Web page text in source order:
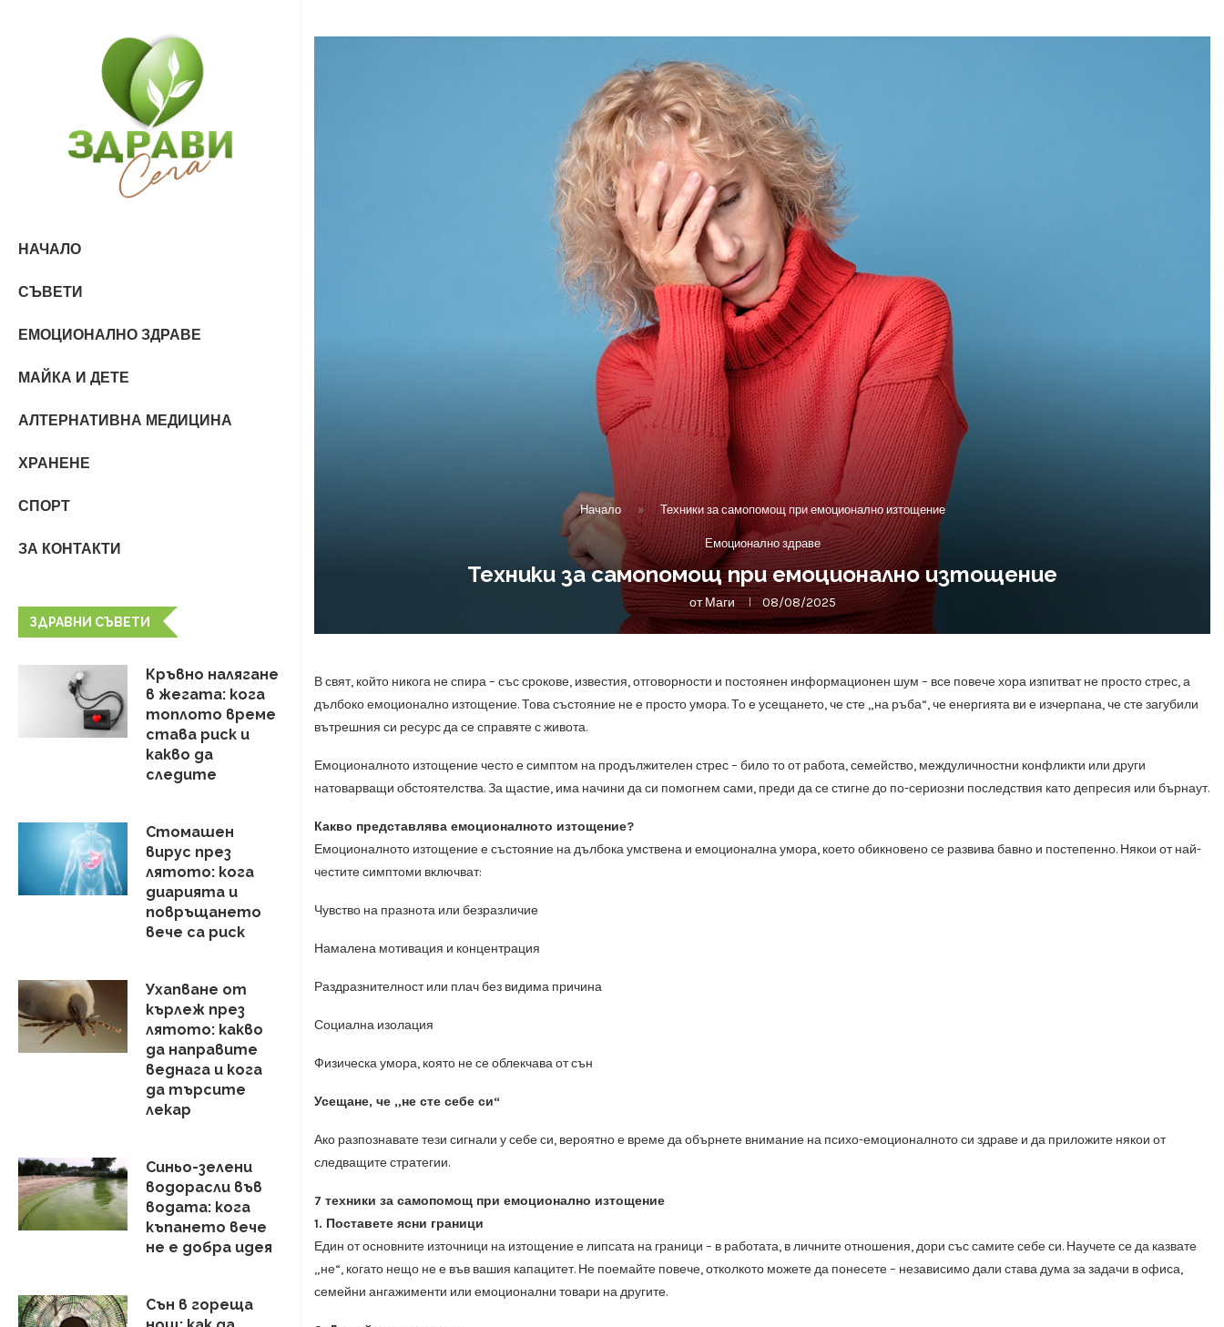
НАЧАЛО
СЪВЕТИ
ЕМОЦИОНАЛНО ЗДРАВЕ
МАЙКА И ДЕТЕ
АЛТЕРНАТИВНА МЕДИЦИНА
ХРАНЕНЕ
СПОРТ
ЗА КОНТАКТИ
ЗДРАВНИ СЪВЕТИ
Кръвно налягане
в жегата: кога
топлото време
става риск и
какво да
следите
Стомашен
вирус през
лятото: кога
диарията и
повръщането
вече са риск
Ухапване от
кърлеж през
лятото: какво
да направите
веднага и кога
да търсите
лекар
Синьо-зелени
водорасли във
водата: кога
къпането вече
не е добра идея
Сън в гореща
Начало » Техники за самопомощ при емоционално изтощение
Емоционално здраве
Техники за самопомощ при емоционално изтощение
отМаги 08/08/2025
В свят, който никога не спира – със срокове, известия, отговорности и постоянен информационен шум – все повече хора изпитват не просто стрес, а
дълбоко емоционално изтощение. Това състояние не е просто умора. То е усещането, че сте „на ръба“, че енергията ви е изчерпана, че сте загубили
вътрешния си ресурс да се справяте с живота.
Емоционалното изтощение често е симптом на продължителен стрес – било то от работа, семейство, междуличностни конфликти или други
натоварващи обстоятелства. За щастие, има начини да си помогнем сами, преди да се стигне до по-сериозни последствия като депресия или бърнаут.
Какво представлява емоционалното изтощение?
Емоционалното изтощение е състояние на дълбока умствена и емоционална умора, което обикновено се развива бавно и постепенно. Някои от най-
честите симптоми включват:
Чувство на празнота или безразличие
Намалена мотивация и концентрация
Раздразнителност или плач без видима причина
Социална изолация
Физическа умора, която не се облекчава от сън
Усещане, че „не сте себе си“
Ако разпознавате тези сигнали у себе си, вероятно е време да обърнете внимание на психо-емоционалното си здраве и да приложите някои от
следващите стратегии.
7 техники за самопомощ при емоционално изтощение
1. Поставете ясни граници
Един от основните източници на изтощение е липсата на граници – в работата, в личните отношения, дори със самите себе си. Научете се да казвате
„не“, когато нещо не е във вашия капацитет. Не поемайте повече, отколкото можете да понесете – независимо дали става дума за задачи в офиса,
семейни ангажименти или емоционални товари на другите.